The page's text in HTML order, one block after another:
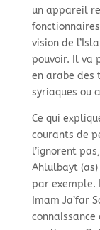
un appareil
vision de
pouvoir. Il va
en arabe des
syriaques ou
Ce qui
courants de
l’ignorent
Ahlulbayt
par exemple.
Imam Ja’far
connaissance